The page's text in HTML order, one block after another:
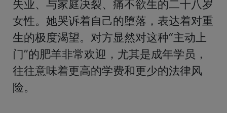
失业、与家庭决裂、痛不欲生的二十八岁
女性。她哭诉着自己的堕落，表达着对重
生的极度渴望。对方显然对这种“主动上
门”的肥羊非常欢迎，尤其是成年学员，
往往意味着更高的学费和更少的法律风
险。